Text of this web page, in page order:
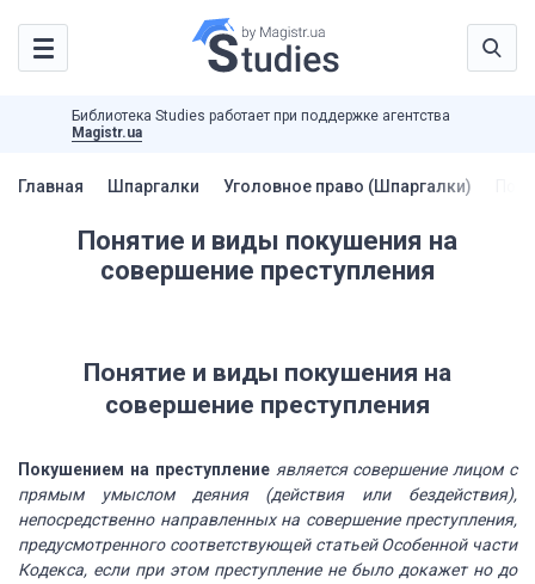
Библиотека Studies работает при поддержке агентства
Magistr.ua
Главная Шпаргалки Уголовное право (Шпаргалки)
Понятие и виды покушения на
совершение преступления
Понятие и виды покушения на
совершение преступления
Покушением на преступление является совершение лицом с
прямым умыслом деяния (действия или бездействия),
непосредственно направленных на совершение преступления,
предусмотренного соответствующейстатьей Особенной части
Кодекса, если при этом преступление не было докажет но до